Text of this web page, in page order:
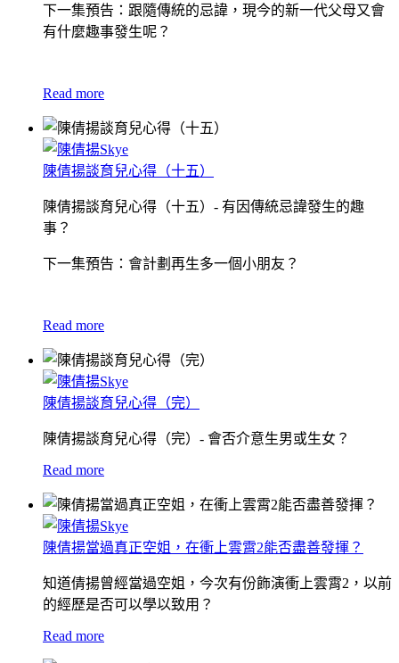
下一集預告：跟隨傳統的忌諱，現今的新一代父母又會
有什麼趣事發生呢？
Read more
陳倩揚談育兒心得（十五）
陳倩揚談育兒心得（十五）- 有因傳統忌諱發生的趣
事？
下一集預告：會計劃再生多一個小朋友？
Read more
陳倩揚談育兒心得（完）
陳倩揚談育兒心得（完）- 會否介意生男或生女？
Read more
陳倩揚當過真正空姐，在衝上雲霄2能否盡善發揮？
知道倩揚曾經當過空姐，今次有份飾演衝上雲霄2，以前
的經歷是否可以學以致用？
Read more